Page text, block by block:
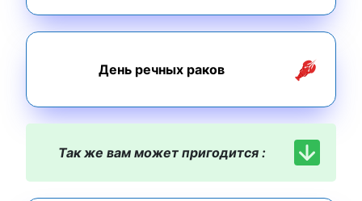
День речных раков
Так же вам может пригодится :